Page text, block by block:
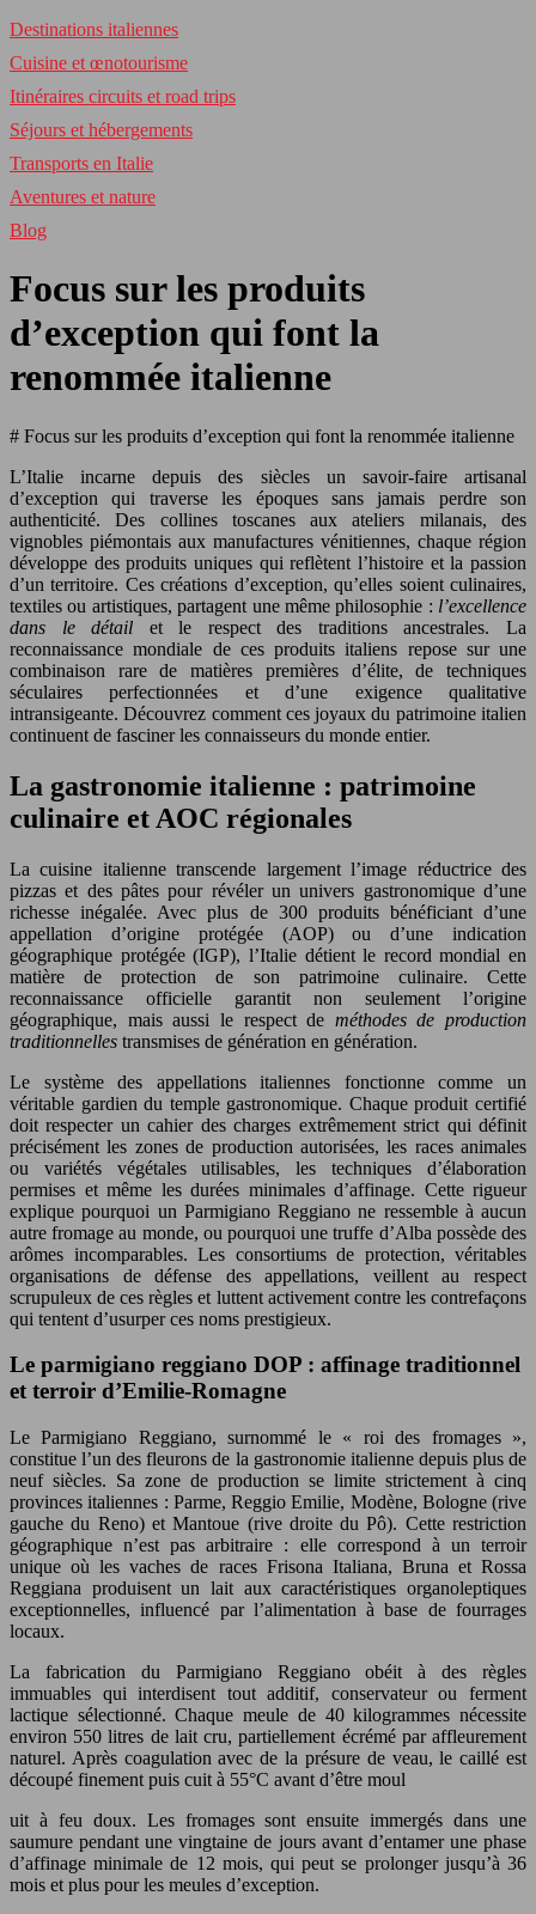
Destinations italiennes
Cuisine et œnotourisme
Itinéraires circuits et road trips
Séjours et hébergements
Transports en Italie
Aventures et nature
Blog
Focus sur les produits
d’exception qui font la
renommée italienne
# Focus sur les produits d’exception qui font la renommée italienne
L’Italie incarne depuis des siècles un savoir-faire artisanal
d’exception qui traverse les époques sans jamais perdre son
authenticité. Des collines toscanes aux ateliers milanais, des
vignobles piémontais aux manufactures vénitiennes, chaque région
développe des produits uniques qui reflètent l’histoire et la passion
d’un territoire. Ces créations d’exception, qu’elles soient culinaires,
textiles ou artistiques, partagent une même philosophie : l’excellence
dans le détail et le respect des traditions ancestrales. La
reconnaissance mondiale de ces produits italiens repose sur une
combinaison rare de matières premières d’élite, de techniques
séculaires perfectionnées et d’une exigence qualitative
intransigeante. Découvrez comment ces joyaux du patrimoine italien
continuent de fasciner les connaisseurs du monde entier.
La gastronomie italienne : patrimoine
culinaire et AOC régionales
La cuisine italienne transcende largement l’image réductrice des
pizzas et des pâtes pour révéler un univers gastronomique d’une
richesse inégalée. Avec plus de 300 produits bénéficiant d’une
appellation d’origine protégée (AOP) ou d’une indication
géographique protégée (IGP), l’Italie détient le record mondial en
matière de protection de son patrimoine culinaire. Cette
reconnaissance officielle garantit non seulement l’origine
géographique, mais aussi le respect de méthodes de production
traditionnelles transmises de génération en génération.
Le système des appellations italiennes fonctionne comme un
véritable gardien du temple gastronomique. Chaque produit certifié
doit respecter un cahier des charges extrêmement strict qui définit
précisément les zones de production autorisées, les races animales
ou variétés végétales utilisables, les techniques d’élaboration
permises et même les durées minimales d’affinage. Cette rigueur
explique pourquoi un Parmigiano Reggiano ne ressemble à aucun
autre fromage au monde, ou pourquoi une truffe d’Alba possède des
arômes incomparables. Les consortiums de protection, véritables
organisations de défense des appellations, veillent au respect
scrupuleux de ces règles et luttent activement contre les contrefaçons
qui tentent d’usurper ces noms prestigieux.
Le parmigiano reggiano DOP : affinage traditionnel
et terroir d’Emilie-Romagne
Le Parmigiano Reggiano, surnommé le « roi des fromages »,
constitue l’un des fleurons de la gastronomie italienne depuis plus de
neuf siècles. Sa zone de production se limite strictement à cinq
provinces italiennes : Parme, Reggio Emilie, Modène, Bologne (rive
gauche du Reno) et Mantoue (rive droite du Pô). Cette restriction
géographique n’est pas arbitraire : elle correspond à un terroir
unique où les vaches de races Frisona Italiana, Bruna et Rossa
Reggiana produisent un lait aux caractéristiques organoleptiques
exceptionnelles, influencé par l’alimentation à base de fourrages
locaux.
La fabrication du Parmigiano Reggiano obéit à des règles
immuables qui interdisent tout additif, conservateur ou ferment
lactique sélectionné. Chaque meule de 40 kilogrammes nécessite
environ 550 litres de lait cru, partiellement écrémé par affleurement
naturel. Après coagulation avec de la présure de veau, le caillé est
découpé finement puis cuit à 55°C avant d’être moul
uit à feu doux. Les fromages sont ensuite immergés dans une
saumure pendant une vingtaine de jours avant d’entamer une phase
d’affinage minimale de 12 mois, qui peut se prolonger jusqu’à 36
mois et plus pour les meules d’exception.